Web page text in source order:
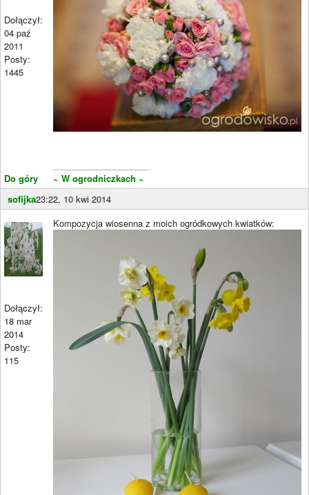
Dołączył:
04 paź
2011
Posty:
1445
Do góry
~ W ogrodniczkach ~
sofijka23:22, 10 kwi 2014
Dołączył:
18 mar
2014
Posty:
115
Kompozycja wiosenna z moich ogródkowych kwiatków: